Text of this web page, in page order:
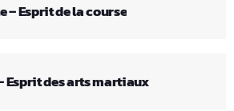
– Esprit de la course
Esprit des arts martiaux